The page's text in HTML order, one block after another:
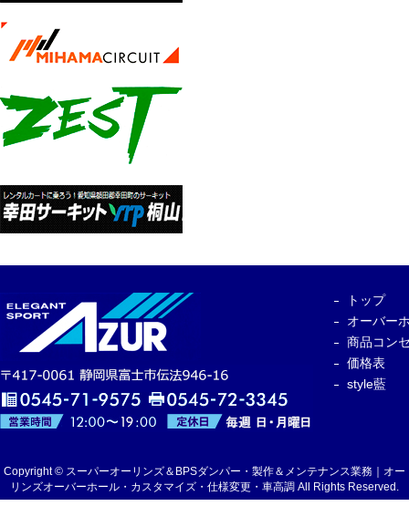
トップ
オーバー
商品コン
価格表
style藍
Copyright © スーパーオーリンズ＆BPSダンパー・製作＆メンテナンス業務｜オー
リンズオーバーホール・カスタマイズ・仕様変更・車高調 All Rights Reserved.